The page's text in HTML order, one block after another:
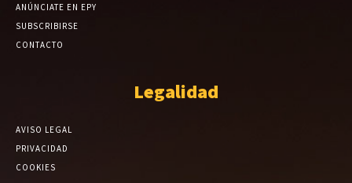
ANÚNCIATE EN EPY
SUBSCRIBIRSE
CONTACTO
Legalidad
AVISO LEGAL
PRIVACIDAD
COOKIES